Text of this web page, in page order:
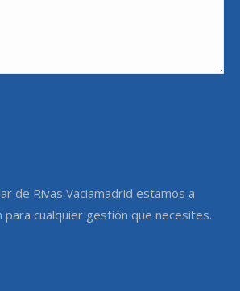
de Rivas Vaciamadrid estamos a
cualquier gestión que necesites.